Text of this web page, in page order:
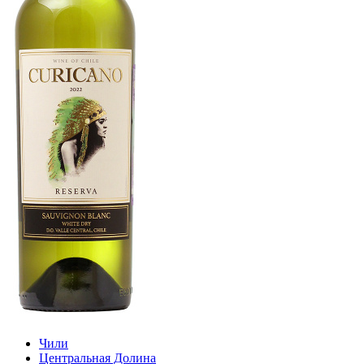
Чили
Центральная Долина